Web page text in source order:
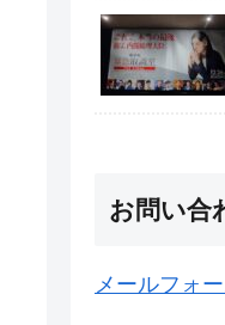
お問い合
メールフォ